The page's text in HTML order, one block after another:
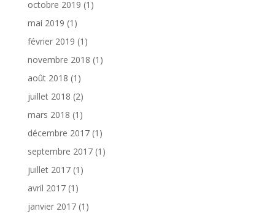
octobre 2019 (1)
mai 2019 (1)
février 2019 (1)
novembre 2018 (1)
août 2018 (1)
juillet 2018 (2)
mars 2018 (1)
décembre 2017(1)
septembre 2017(1)
juillet 2017(1)
avril 2017(1)
janvier 2017(1)